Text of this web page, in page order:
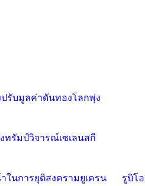
ปรับมูลค่าดันทองโลกพุ่ง
ทรัมป์วิจารณ์เซเลนสกี
นการยุติสงครามยูเครน
รูบิโ